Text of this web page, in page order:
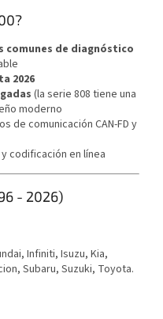
comunes de diagnóstico
2026
(la serie 808 tiene una
moderno
de comunicación CAN-FD y
codificación en línea
- 2026)
Infiniti, Isuzu, Kia,
Subaru, Suzuki, Toyota.